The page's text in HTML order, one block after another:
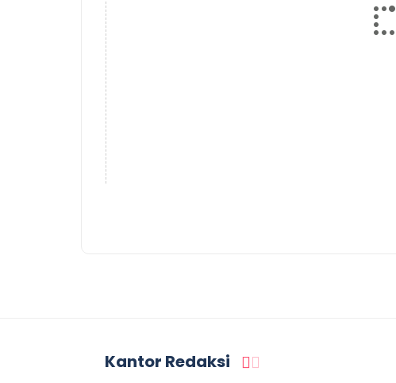
Kantor Redaksi